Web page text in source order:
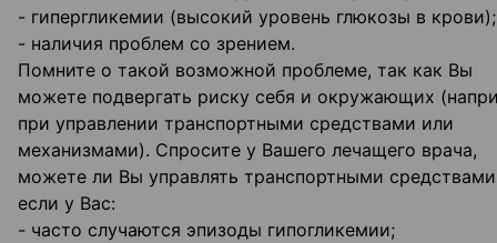
- гипергликемии (высокий уровень глюкозы в крови);
- наличия проблем со зрением.
Помните о такой возможной проблеме, так как Вы
можете подвергать риску себя и окружающих
при управлении транспортными средствами или
механизмами). Спросите у Вашего лечащего врача,
можете ли Вы управлять транспортными
если у Вас:
- часто случаются эпизоды гипогликемии;